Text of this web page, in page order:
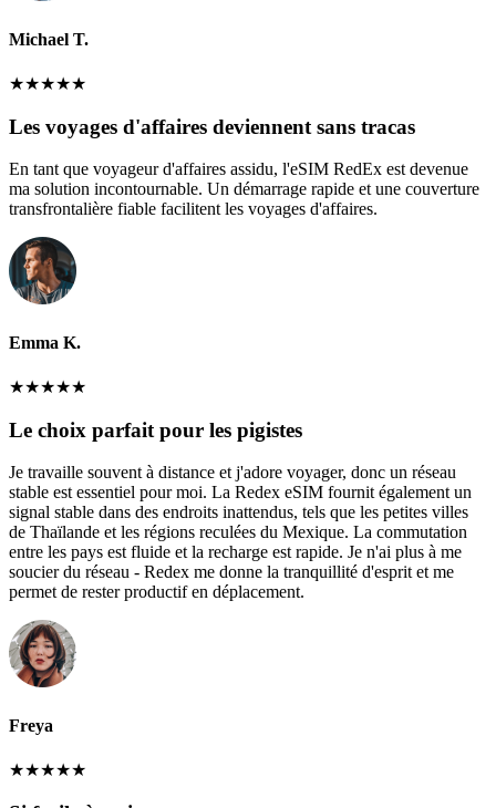
Michael T.
★★★★★
Les voyages d'affaires deviennent sans tracas
En tant que voyageur d'affaires assidu, l'eSIM RedEx est devenue
ma solution incontournable. Un démarrage rapide et une couverture
transfrontalière fiable facilitent les voyages d'affaires.
Emma K.
★★★★★
Le choix parfait pour les pigistes
Je travaille souvent à distance et j'adore voyager, donc un réseau
stable est essentiel pour moi. La Redex eSIM fournit également un
signal stable dans des endroits inattendus, tels que les petites villes
de Thaïlande et les régions reculées du Mexique. La commutation
entre les pays est fluide et la recharge est rapide. Je n'ai plus à me
soucier du réseau - Redex me donne la tranquillité d'esprit et me
permet de rester productif en déplacement.
Freya
★★★★★